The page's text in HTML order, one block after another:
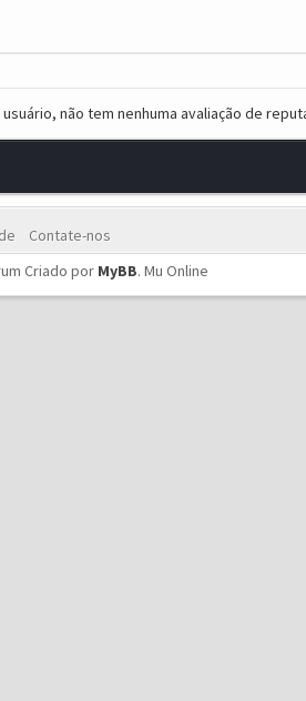
usuário, não tem nenhuma avaliação de
Contate-nos
Criado por MyBB. Mu Online